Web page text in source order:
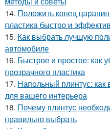
14. Положить конец
пластика быстро и
15. Как выбрать лучшую
автомобиле
16. Быстрое и простое: как
прозрачного пластика
17. Напольный плинтус:
для вашего интерьера
18. Почему плинтус
правильно выбрать